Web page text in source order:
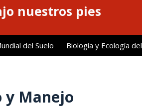
nuestros pies
del Suelo Biología y Ecología
y Manejo